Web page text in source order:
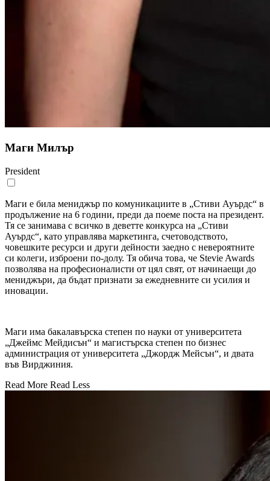
Маги Милър
President
Маги е била мениджър по комуникациите в „Стиви Ауърдс“ в
продължение на 6 години, преди да поеме поста на президент.
Тя се занимава с всичко в деветте конкурса на „Стиви
Ауърдс“, като управлява маркетинга, счетоводството,
човешките ресурси и други дейности заедно с невероятните
си колеги, изброени по-долу. Тя обича това, че Stevie Awards
позволява на професионалисти от цял свят, от начинаещи до
мениджъри, да бъдат признати за ежедневните си усилия и
иновации.
Маги има бакалавърска степен по науки от университета
„Джеймс Мейдисън“ и магистърска степен по бизнес
администрация от университета „Джордж Мейсън“, и двата
във Вирджиния.
Read More Read Less